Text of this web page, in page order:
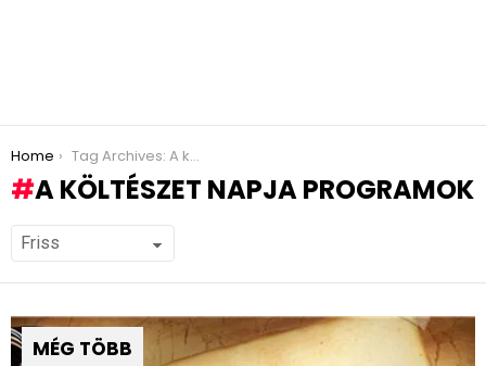
You are here:
Home Tag Archives: A költészet napja programok
A KÖLTÉSZET NAPJA PROGRAMOK
MÉG TÖBB